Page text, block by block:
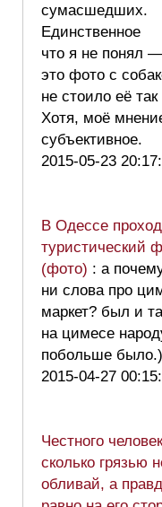
сумасшедших.
Единственное
что я не понял —
это фото с
не стоило её
Хотя, моё
субъективное.
2015-05-23
В Одессе
туристический
(фото) : а
ни слова про
маркет? был и
на цимесе
побольше
2015-04-27
Честного
сколько грязью
обливай, а